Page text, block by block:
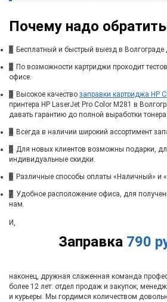
Почему надо
1 Бесплатный и быстрый выезд в Волгограде
2 По возможности картриджи проходит
офисе.
3 Высокое качество заправки картриджа HP
принтера HP LaserJet Pro Color M281 в
давать гарантию до полной выработки тонера.
4 Всегда в наличии широкий ассортимент
5 Для новых клиентов возможны подарки,
индивидуальные скидки.
6 Различные способы оплаты «Наличный» и
7 Удобное расположение офиса, для
нам.
Заправка 790
И,
наконец, дружная слаженная команда
более 12 лет: отдел продаж и закупок,
и курьеры. Мы гордимся количеством